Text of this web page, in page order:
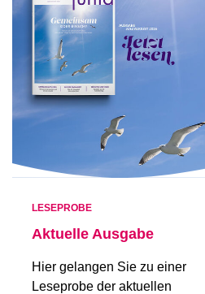
LESEPROBE
Aktuelle Ausgabe
Hier gelangen Sie zu einer
Leseprobe der aktuellen